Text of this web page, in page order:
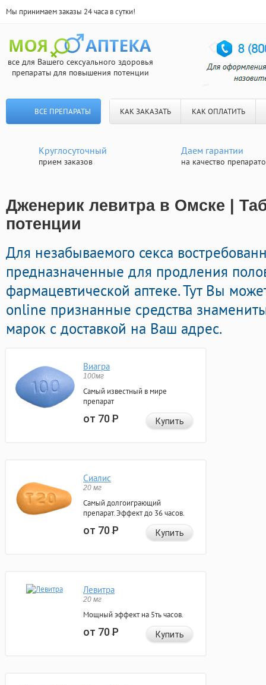
Мы принимаем заказы 24 часа в сутки!
все для Вашего сексуального здоровья
препараты для повышения потенции
ВСЕ ПРЕПАРАТЫ КАК ЗАКАЗАТЬ КАК ОПЛАТИТЬ
Круглосуточный
прием заказов
Даем гарантии
на качество
Дженерик левитра в Омске |
потенции
Для незабываемого секса
предназначенные для продления
фармацевтической аптеке. Тут Вы
online признанные средства
марок с доставкой на Ваш адрес.
Виагра
100мг
Самый известный в мире
препарат
от 70Р Купить
Сиалис
20 мг
Самый долгоиграющий
препарат. Эффект до 36 часов.
от 70Р Купить
Левитра
20 мг
Мощный эффект на 5ть часов.
от 70Р Купить